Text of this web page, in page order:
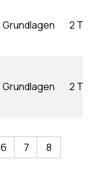
Grundlagen 2 Tage
Grundlagen 2 Tage
6 7
8